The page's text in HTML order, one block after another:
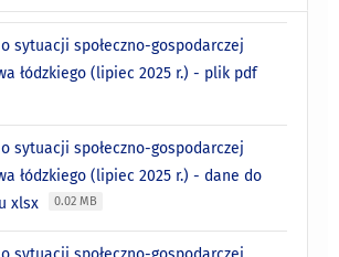
sytuacji społeczno-gospodarczej
łódzkiego (lipiec 2025 r.) - plik pdf
sytuacji społeczno-gospodarczej
łódzkiego (lipiec 2025 r.) - dane do
xlsx
0.02 MB